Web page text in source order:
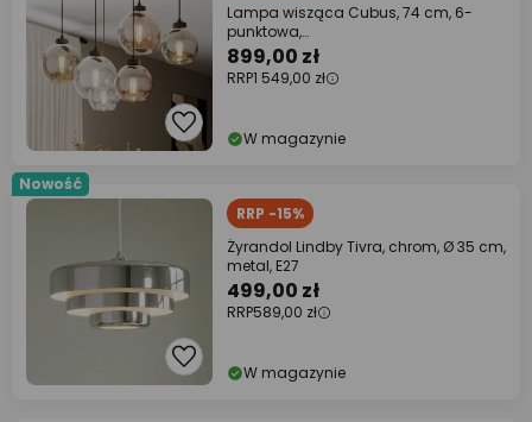
Lampa wisząca Cubus, 74 cm, 6-
punktowa,
przezroczysty/miodowy/brązowy,
szkło
899,00 zł
RRP1 549,00 zł
W magazynie
Nowość
RRP -15%
Żyrandol Lindby Tivra, chrom, Ø 35 cm,
metal, E27
499,00 zł
RRP589,00 zł
W magazynie